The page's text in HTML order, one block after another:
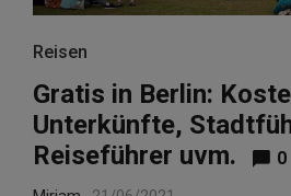
Reisen
Gratis in Berlin:
Unterkünfte,
Reiseführer uvm.
0